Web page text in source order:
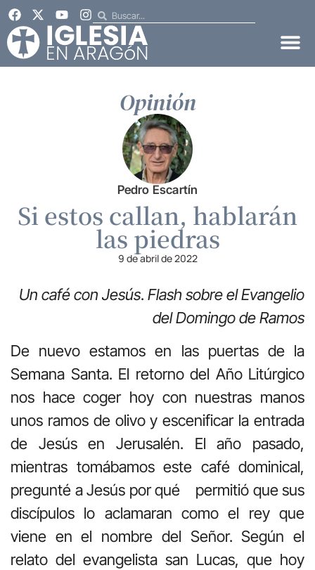
Opinión
Pedro Escartín
Si estos callan, hablarán
las piedras
9 de abril de 2022
Un café con Jesús. Flash sobre el Evangelio
del Domingo de Ramos
De nuevo estamos en las puertas de la
Semana Santa. El retorno del Año Litúrgico
nos hace coger hoy con nuestras manos
unos ramos de olivo y escenificar la entrada
de Jesús en Jerusalén. El año pasado,
mientras tomábamos este café dominical,
pregunté a Jesús por qué permitió que sus
discípulos lo aclamaran como el rey que
viene en el nombre del Señor. Según el
relato del evangelista san Lucas, que hoy